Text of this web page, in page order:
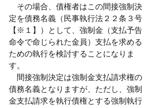
その場合、債権者はこの間接強制決
定を債務名義（民事執行法２２条３号
【※１】）として、強制金（支払予告
命令で命じられた金員）支払を求める
ための執行を検討することになりま
す。
間接強制決定は強制金支払請求権の
債務名義となりますが、ただし、強制
金支払請求を執行債権とする強制執行